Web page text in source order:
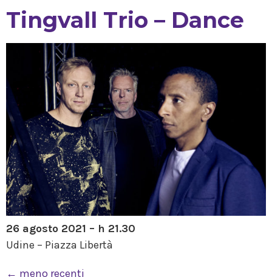
Tingvall Trio – Dance
26 agosto 2021 – h 21.30
Udine – Piazza Libertà
← meno recenti